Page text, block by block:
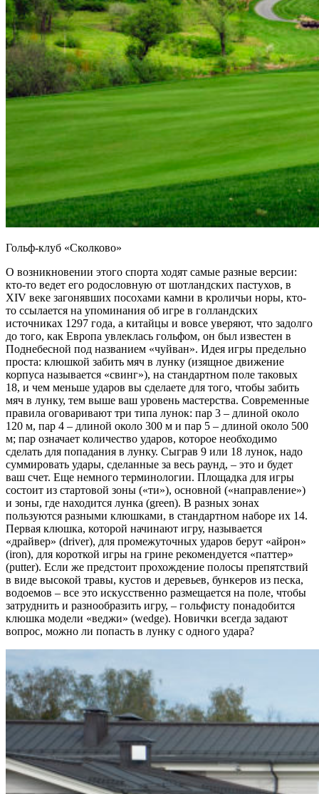
Гольф-клуб «Сколково»
О возникновении этого спорта ходят самые разные версии:
кто-то ведет его родословную от шотландских пастухов, в
XIV веке загонявших посохами камни в кроличьи норы, кто-
то ссылается на упоминания об игре в голландских
источниках 1297 года, а китайцы и вовсе уверяют, что задолго
до того, как Европа увлеклась гольфом, он был известен в
Поднебесной под названием «чуйван». Идея игры предельно
проста: клюшкой забить мяч в лунку (изящное движение
корпуса называется «свинг»), на стандартном поле таковых
18, и чем меньше ударов вы сделаете для того, чтобы забить
мяч в лунку, тем выше ваш уровень мастерства. Современные
правила оговаривают три типа лунок: пар 3 – длиной около
120 м, пар 4 – длиной около 300 м и пар 5 – длиной около 500
м; пар означает количество ударов, которое необходимо
сделать для попадания в лунку. Сыграв 9 или 18 лунок, надо
суммировать удары, сделанные за весь раунд, – это и будет
ваш счет. Еще немного терминологии. Площадка для игры
состоит из стартовой зоны («ти»), основной («направление»)
и зоны, где находится лунка (green). В разных зонах
пользуются разными клюшками, в стандартном наборе их 14.
Первая клюшка, которой начинают игру, называется
«драйвер» (driver), для промежуточных ударов берут «айрон»
(iron), для короткой игры на грине рекомендуется «паттер»
(putter). Если же предстоит прохождение полосы препятствий
в виде высокой травы, кустов и деревьев, бункеров из песка,
водоемов – все это искусственно размещается на поле, чтобы
затруднить и разнообразить игру, – гольфисту понадобится
клюшка модели «веджи» (wedge). Новички всегда задают
вопрос, можно ли попасть в лунку с одного удара?